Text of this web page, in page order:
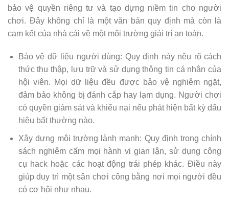
bảo vệ quyền riêng tư và tạo dựng niềm tin cho người
chơi. Đây không chỉ là một văn bản quy định mà còn là
cam kết của nhà cái về một môi trường giải trí an toàn.
Bảo vệ dữ liệu người dùng: Quy định này nêu rõ cách
thức thu thập, lưu trữ và sử dụng thông tin cá nhân của
hội viên. Mọi dữ liệu đều được bảo vệ nghiêm ngặt,
đảm bảo không bị đánh cắp hay lạm dụng. Người chơi
có quyền giám sát và khiếu nại nếu phát hiện bất kỳ dấu
hiệu bất thường nào.
Xây dựng môi trường lành mạnh: Quy định trong chính
sách nghiêm cấm mọi hành vi gian lận, sử dụng công
cụ hack hoặc các hoạt động trái phép khác. Điều này
giúp duy trì một sân chơi công bằng nơi mọi người đều
có cơ hội như nhau.